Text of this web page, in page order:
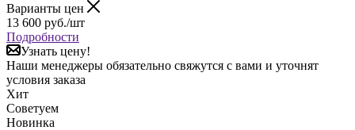
Варианты цен
13 600 руб./шт
Подробности
Узнать цену!
Наши менеджеры обязательно свяжутся с вами и уточнят
условия заказа
Хит
Советуем
Новинка